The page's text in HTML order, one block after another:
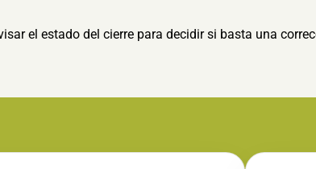
el estado del cierre para decidir si basta una